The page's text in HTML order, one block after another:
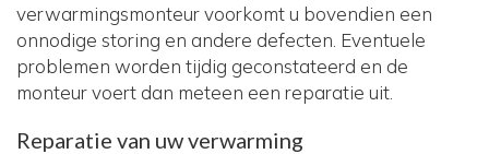
verwarmingsmonteur voorkomt u bovendien een
onnodige storing en andere defecten. Eventuele
problemen worden tijdig geconstateerd en de
monteur voert dan meteen een reparatie uit.
Reparatie van uw verwarming